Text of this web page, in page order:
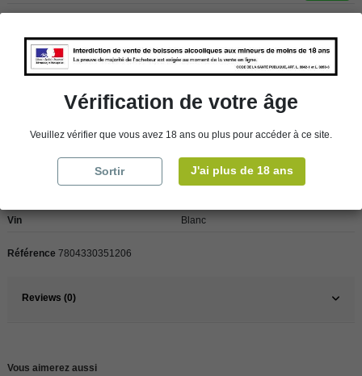
Les commandes sont uniquement livrées en France métropolitaine. Pour les
clients de l’étranger, retrait sur place dans nos magasins de ROSCOFF ou
CHERBOURG.
Détails du produit
Vin Blanc
Référence 7804330351206
Reviews (0)
Vous aimerez aussi
Vérification de votre âge
Veuillez vérifier que vous avez 18 ans ou plus pour accéder à ce site.
Sortir J'ai plus de 18 ans